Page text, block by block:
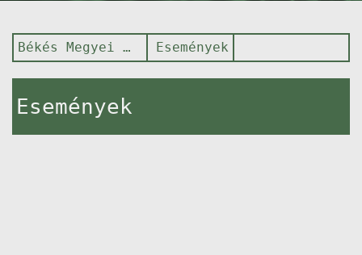
Békés Megyei Könyvtár Események
Események